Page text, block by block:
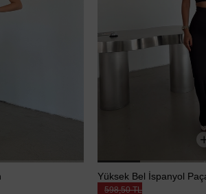
Yüksek Bel İspanyol
598,50 TL